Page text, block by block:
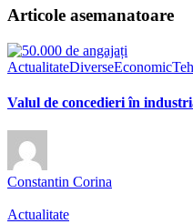
Articole asemanatoare
ActualitateDiverseEconomic
Valul de concedieri în
Constantin Corina
Actualitate